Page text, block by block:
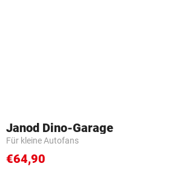
Janod Dino-Garage
Für kleine Autofans
€64,90